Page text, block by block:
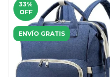
33%
OFF
ENVÍO GRATIS